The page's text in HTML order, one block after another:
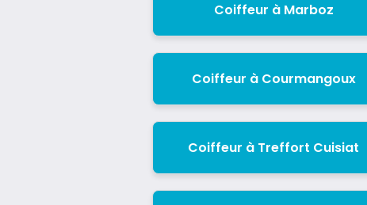
Coiffeur à Marboz
Coiffeur à Courmangoux
Coiffeur à Treffort Cuisiat